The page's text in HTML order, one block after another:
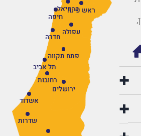
רחובות
תל אביב
חיפה
פתח תקווה
חדרה
אשדוד
שדרות
ראש פינהכרמיאל